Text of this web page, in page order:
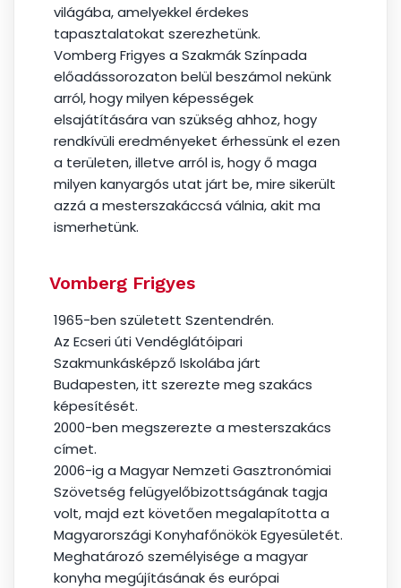
világába, amelyekkel érdekes
tapasztalatokat szerezhetünk.
Vomberg Frigyes a Szakmák Színpada
előadássorozaton belül beszámol nekünk
arról, hogy milyen képességek
elsajátítására van szükség ahhoz, hogy
rendkívüli eredményeket érhessünk el ezen
a területen, illetve arról is, hogy ő maga
milyen kanyargós utat járt be, mire sikerült
azzá a mesterszakáccsá válnia, akit ma
ismerhetünk.
Vomberg Frigyes
1965-ben született Szentendrén.
Az Ecseri úti Vendéglátóipari
Szakmunkásképző Iskolába járt
Budapesten, itt szerezte meg szakács
képesítését.
2000-ben megszerezte a mesterszakács
címet.
2006-ig a Magyar Nemzeti Gasztronómiai
Szövetség felügyelőbizottságának tagja
volt, majd ezt követően megalapította a
Magyarországi Konyhafőnökök Egyesületét.
Meghatározó személyisége a magyar
konyha megújításának és európai